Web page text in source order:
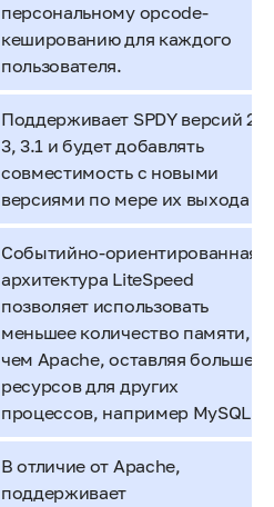
персональному opcode-
кешированию для каждого
пользователя.
Поддерживает SPDY версий 2,
3, 3.1 и будет добавлять
совместимость с новыми
версиями по мере их выхода
Событийно-ориентированная
архитектура LiteSpeed
позволяет использовать
меньшее количество памяти,
чем Apache, оставляя больше
ресурсов для других
процессов, например MySQL
В отличие от Apache,
поддерживает